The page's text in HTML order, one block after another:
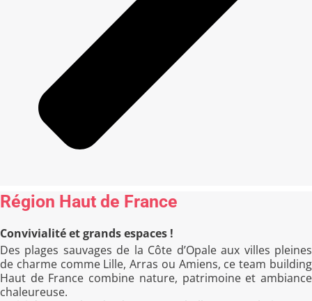
Région Haut de France
Convivialité et grands espaces !
Des plages sauvages de la Côte d’Opale aux villes pleines
de charme comme Lille, Arras ou Amiens, ce team building
Haut de France combine nature, patrimoine et ambiance
chaleureuse.